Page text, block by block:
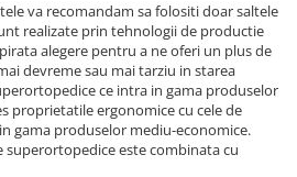
va recomandam sa folositi doar saltele
realizate prin tehnologii de productie
alegere pentru a ne oferi un plus de
devreme sau mai tarziu in starea
ce intra in gama produselor
proprietatile ergonomice cu cele de
gama produselor mediu-economice.
superortopedice este combinata cu